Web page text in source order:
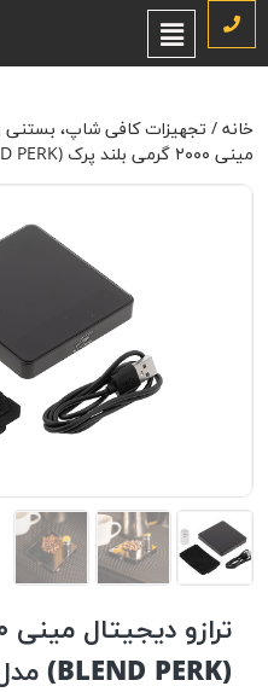
خانه/ تجهیزات کافی شاپ، بستنی و
خانه / تجهیزات کافی شاپ، بستنی
مینی ۲۰۰۰ گرمی بلند پرک (BLEND PERK) مدل N-02
(BLEND PERK) مدل N-02